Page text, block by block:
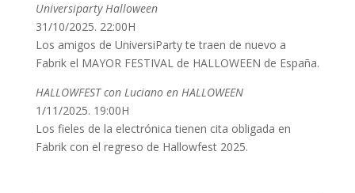
Universiparty Halloween
31/10/2025. 22:00H
Los amigos de UniversiParty te traen de nuevo a
Fabrik el MAYOR FESTIVAL de HALLOWEEN de España.
HALLOWFEST con Luciano en HALLOWEEN
1/11/2025. 19:00H
Los fieles de la electrónica tienen cita obligada en
Fabrik con el regreso de Hallowfest 2025.